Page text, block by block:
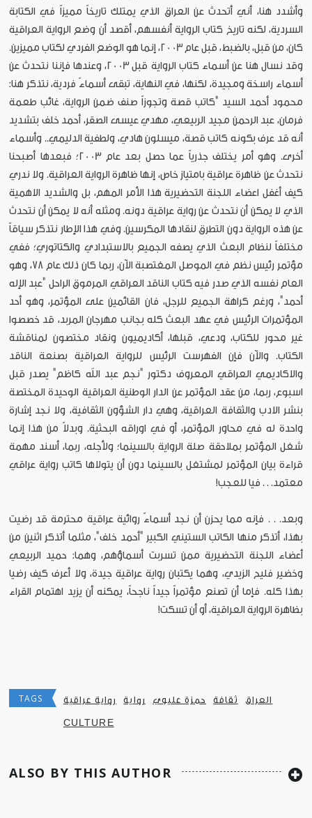
وأشدد هنا، أني أتحدث عن العراق الذي يمتلك تاريخاً مميزاً في الكتابة
السردية، لكنه تاريخ كتاب الرواية أنفسهم، أقصد أن وضع الرواية العراقية
كان، من قبل، بالضبط، قبل عام 2003، إنما هو الوضع الفردي لكتاب مميزين.
وقد نسال هنا عن أسماء كتاب الرواية قبل 2003، وعندها فإننا نتحدث عن
أسماء راسخة ومجيدة، لكنها، في النهاية، تبقى أسماءً فردية، نتذكر هنا:
محمود أحمد السيد "كاتب قصة وتجوزاً صنف ضمن الرواية، غائب طعمة
فرمان، عبد الرحمن مجيد الربيعي، مهدي عيسى الصقر، أحمد خلف بتشديد
أنه قد عرف بكونه كاتب قصة، ميسلون هادي، ولطفية الدليمي.. وأسماء
أخرى. وهو أمر يختلف جذرياً عما حصل بعد عام 2003؛ فبعدها أصبحنا
نتحدث عن ظاهرة عراقية بامتياز خاص، إنها ظاهرة الرواية العراقية. ولا ندري
كيف أغفل اعضاء اللجنة التحضيرية هذا الأمر المهم، بل والشديد الاهمية
الذي لا يمكن أن نتحدث عن رواية عراقية دونه. ومثله أنه لا يمكن أن نتحدث
عن هذه الرواية دون التطرق لنقادها المكرسين. وفي هذا الإطار نتذكر سياقاً
مختلفاً لنظام البعث الذي يصفه الجميع بالاستبدادي والكتاتوري؛ ففي
مؤتمر رئيس نظم في الموصل المغتصبة الآن، ربما كان ذلك عام 78، وهو
العام نفسه الذي صدر فيه كتاب الناقد العراقي المرموق الراحل "عبد الإله
أحمد"، ورغم كراهة الجميع للرجل، فان القائمين على المؤتمر، وهو أحد
المؤتمرات الرئيس في عهد البعث كله بجانب مهرجان المربد، قد خصصوا
غير محور للكتاب، ودعي، قبلها، أكاديميون ونقاد مختصون لمناقشة
الكتاب. والآن فإن الفهرست الرئيس للرواية العراقية بصنعة الناقد
والاكاديمي العراقي المعروف دكتور "نجم عبد الله كاظم" يصدر قبل
اسبوع، ربما، من عقد المؤتمر عن الدار الوطنية العراقية الوحيدة المختصة
بنشر الادب والثقافة العراقية، وهي دار الشؤون الثقافية، ولا نجد إشارة
واحدة له في محاور المؤتمر، أو في اوراقه البحثية. وبدلاً من هذا إنما
شغل المؤتمر بملاحقة صلة الرواية بالسينما؛ ولأجله، ربما، أسند مهمة
قراءة بيان المؤتمر لمشتغل بالسينما دون أن يتولاها كاتب رواية عراقي
معتمد. . . فيا للعجب!
وبعد. . . فإنه مما يحزن أن نجد أسماءً روائية عراقية محترمة قد رضيت
بهذا، أتذكر منها الكاتب الستيني الكبير "أحمد خلف"، مثلما أتذكر اثنين من
أعضاء اللجنة التحضيرية ممن تسربت أسماؤهم، وهما: حميد الربيعي
وخضير فليح الزيدي، وهما يكتبان رواية عراقية جيدة، ولا أعرف كيف رضيا
بهذا كله. فإما أن تصنع مؤتمراً جيداً ناجحاً، يمكنه أن يزيد اهتمام القراء
بظاهرة الرواية العراقية، أو أن تسكت!
TAGS رواية عراقية رواية حمزة عليوي ثقافة العراق
CULTURE
ALSO BY THIS AUTHOR